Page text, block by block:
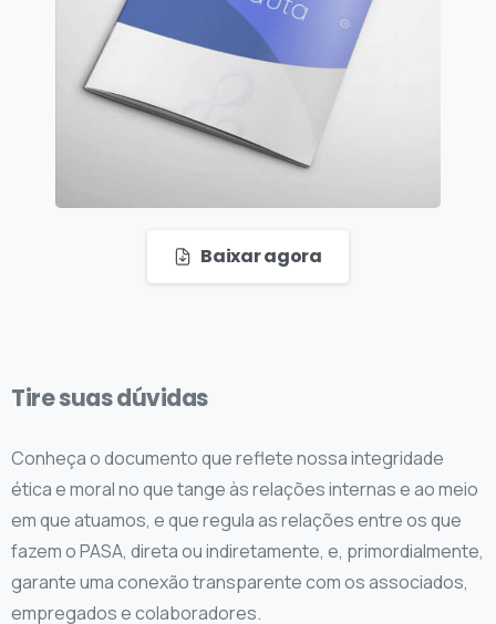
Baixar agora
Tiresuasdúvidas
Conheça o documento que reflete nossa integridade
ética e moral no que tange às relações internas e ao meio
em que atuamos, e que regula as relações entre os que
fazem o PASA, direta ou indiretamente, e, primordialmente,
garante uma conexão transparente com os associados,
empregados e colaboradores.